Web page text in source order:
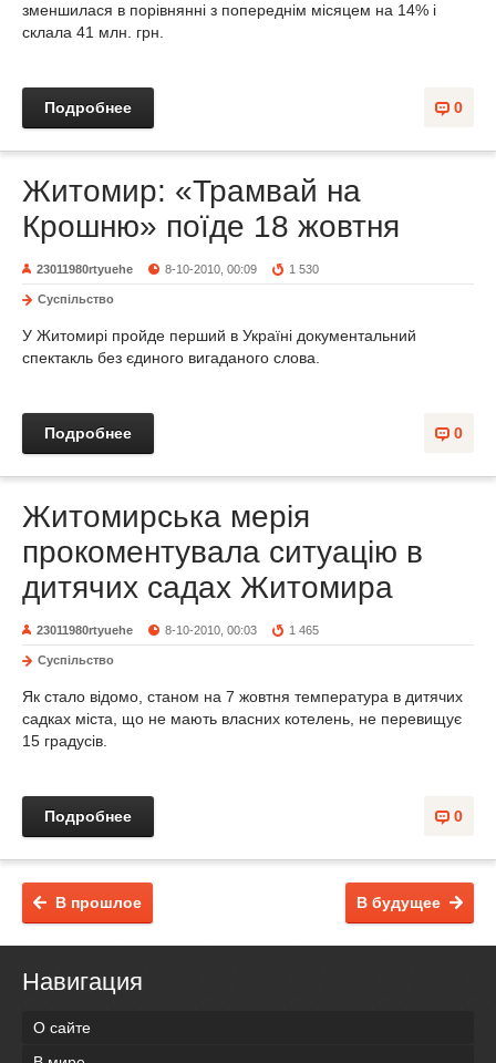
зменшилася в порівнянні з попереднім місяцем на 14% і
склала 41 млн. грн.
0
Подробнее
Житомир: «Трамвай на
Крошню» поїде 18 жовтня
23011980rtyuehe 8-10-2010, 00:09 1 530
Суспільство
У Житомирі пройде перший в Україні документальний
спектакль без єдиного вигаданого слова.
0
Подробнее
Житомирська мерія
прокоментувала ситуацію в
дитячих садах Житомира
23011980rtyuehe 8-10-2010, 00:03 1 465
Суспільство
Як стало відомо, станом на 7 жовтня температура в дитячих
садках міста, що не мають власних котелень, не перевищує
15 градусів.
0
Подробнее
В будущее
В прошлое
Навигация
О сайте